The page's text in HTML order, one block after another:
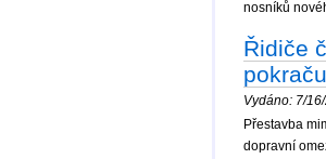
nosníků
Řidiče
Vydáno: 7/
Přestavba
dopravní